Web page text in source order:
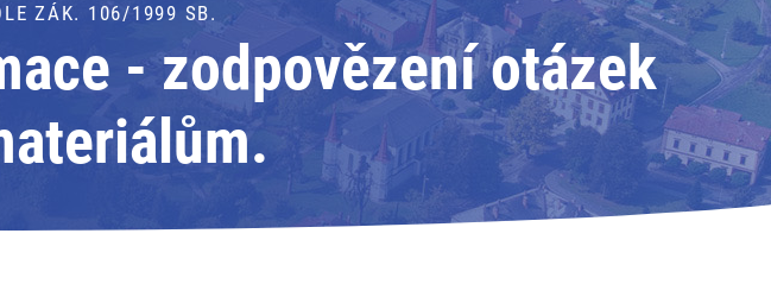
ZÁK. 106/1999 SB.
- zodpovězení otázek